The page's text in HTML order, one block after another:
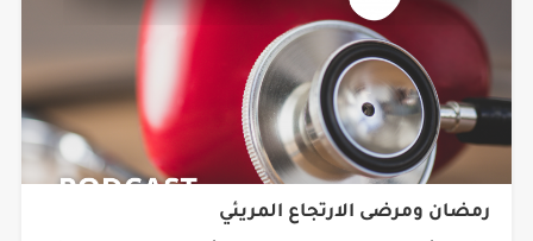
رمضان ومرضى الارتجاع المريئي